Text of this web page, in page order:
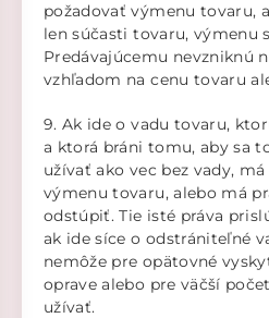
požadovať výmenu tovaru,
len súčasti tovaru, výmenu
Predávajúcemu nevzniknú
vzhľadom na cenu tovaru
9. Ak ide o vadu tovaru,
a ktorá bráni tomu, aby sa
užívať ako vec bez vady,
výmenu tovaru, alebo má
odstúpiť. Tie isté práva
ak ide síce o odstrániteľné
nemôže pre opätovné
oprave alebo pre väčší
užívať.